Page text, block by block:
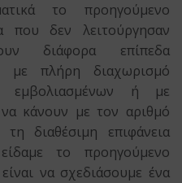
το προηγούμενο
που δεν λειτούργησαν
διάφορα επίπεδα
με πλήρη διαχωρισμό
εμβολιασμένων ή με
κάνουν με τον αριθμό
διαθέσιμη επιφάνεια
το προηγούμενο
να σχεδιάσουμε ένα